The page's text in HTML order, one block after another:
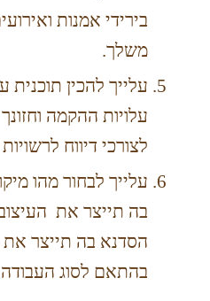
בירידי אמנות
משלך.
עלייך להכין
עלויות ההקמה
לצורכי דיווח
עלייך לבחור מהו
בה תייצר את
הסדנא בה תייצר
בהתאם לסוג העבודה